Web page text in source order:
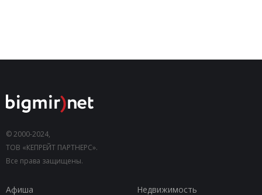
© 2000-2024,
ТОВ «КЕПРЕЙТ ПАРТНЕРС».
Все права защищены.
Афиша
Недвижимость